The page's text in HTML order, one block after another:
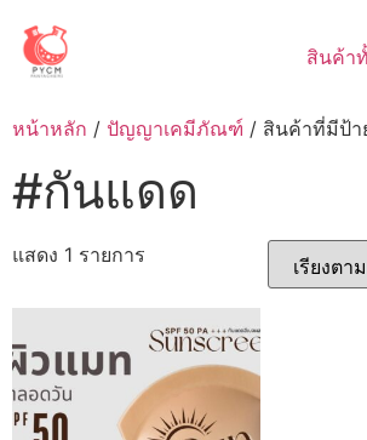
content
สินค้า
หน้าหลัก / ปัญญาเคมีภัณฑ์ / สินค้าที่มีป้า
#กันแดด
แสดง 1 รายการ